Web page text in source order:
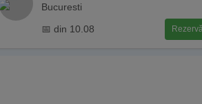
Bucuresti
📅 din 10.08 Rezervă